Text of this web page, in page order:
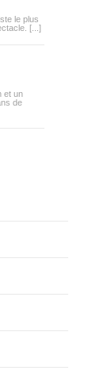
le plus
[...]
et un
de